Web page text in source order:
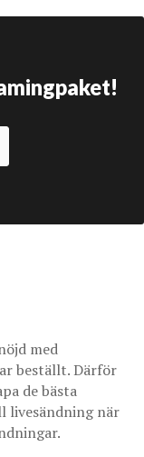
med
beställt. Därför
de bästa
livesändning när